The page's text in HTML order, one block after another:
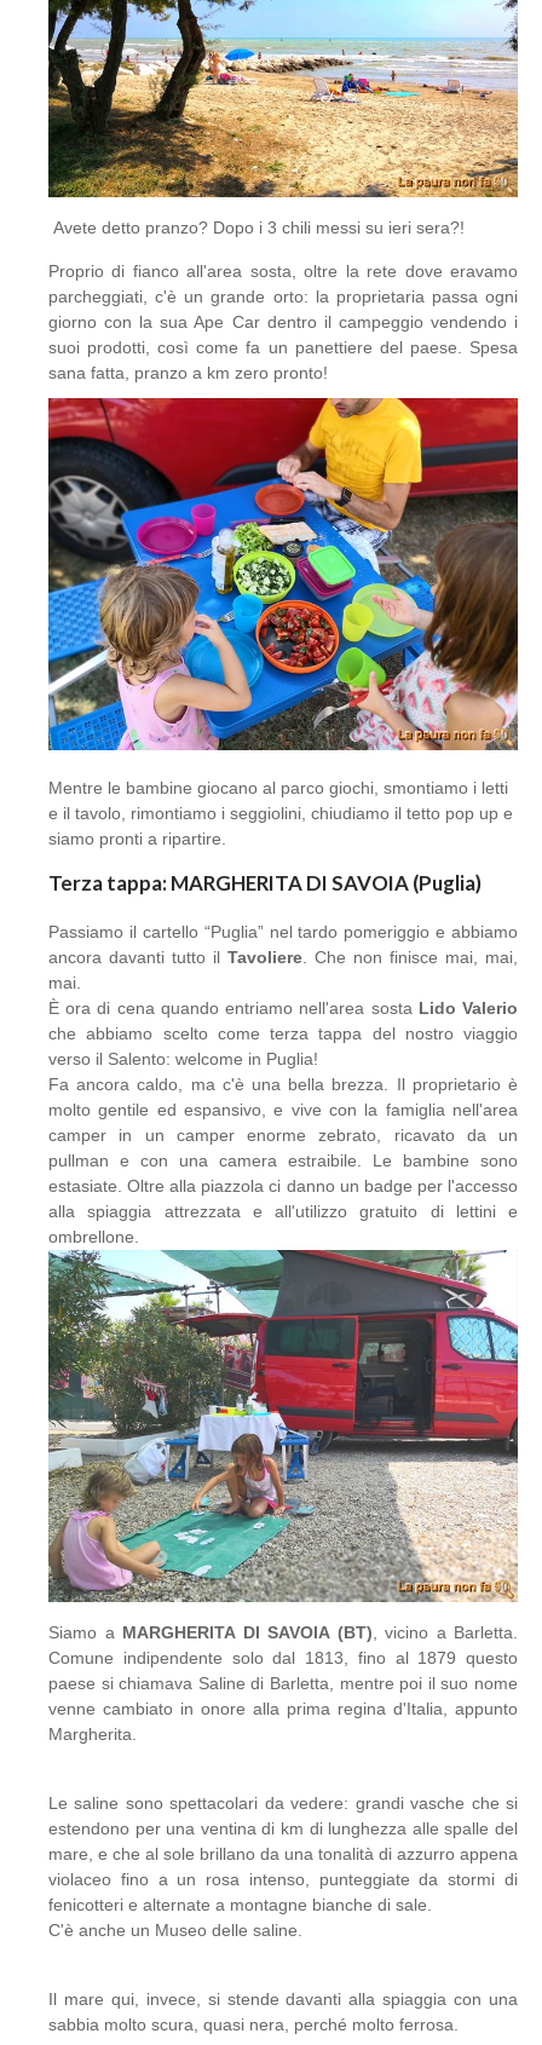
Avete detto pranzo? Dopo i 3 chili messi su ieri sera?!
Proprio di fianco all'area sosta, oltre la rete dove eravamo
parcheggiati, c'è un grande orto: la proprietaria passa ogni
giorno con la sua Ape Car dentro il campeggio vendendo i
suoi prodotti, così come fa un panettiere del paese. Spesa
sana fatta, pranzo a km zero pronto!
Mentre le bambine giocano al parco giochi, smontiamo i letti
e il tavolo, rimontiamo i seggiolini, chiudiamo il tetto pop up e
siamo pronti a ripartire.
Terza tappa: MARGHERITA DI SAVOIA (Puglia)
Passiamo il cartello “Puglia” nel tardo pomeriggio e abbiamo
ancora davanti tutto il Tavoliere. Che non finisce mai, mai,
mai.
È ora di cena quando entriamo nell'area sosta Lido Valerio
che abbiamo scelto come terza tappa del nostro viaggio
verso il Salento: welcome in Puglia!
Fa ancora caldo, ma c'è una bella brezza. Il proprietario è
molto gentile ed espansivo, e vive con la famiglia nell'area
camper in un camper enorme zebrato, ricavato da un
pullman e con una camera estraibile. Le bambine sono
estasiate. Oltre alla piazzola ci danno un badge per l'accesso
alla spiaggia attrezzata e all'utilizzo gratuito di lettini e
ombrellone.
Siamo a MARGHERITA DI SAVOIA (BT), vicino a Barletta.
Comune indipendente solo dal 1813, fino al 1879 questo
paese si chiamava Saline di Barletta, mentre poi il suo nome
venne cambiato in onore alla prima regina d'Italia, appunto
Margherita.
Le saline sono spettacolari da vedere: grandi vasche che si
estendono per una ventina di km di lunghezza alle spalle del
mare, e che al sole brillano da una tonalità di azzurro appena
violaceo fino a un rosa intenso, punteggiate da stormi di
fenicotteri e alternate a montagne bianche di sale.
C'è anche un Museo delle saline.
Il mare qui, invece, si stende davanti alla spiaggia con una
sabbia molto scura, quasi nera, perché molto ferrosa.